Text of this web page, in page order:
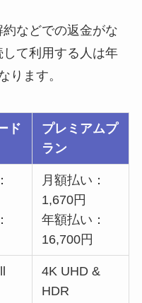
などでの返金がな
て利用する人は年
ります。
ド
プレミアムプ
ラン
月額払い：
1,670円
年額払い：
16,700円
4K UHD &
HDR